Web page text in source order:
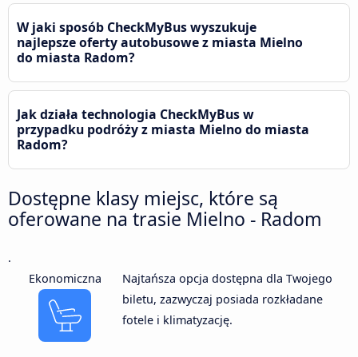
W jaki sposób CheckMyBus wyszukuje
najlepsze oferty autobusowe z miasta Mielno
do miasta Radom?
Jak działa technologia CheckMyBus w
przypadku podróży z miasta Mielno do miasta
Radom?
Dostępne klasy miejsc, które są
oferowane na trasie Mielno - Radom
.
Ekonomiczna
Najtańsza opcja dostępna dla Twojego
biletu, zazwyczaj posiada rozkładane
fotele i klimatyzację.